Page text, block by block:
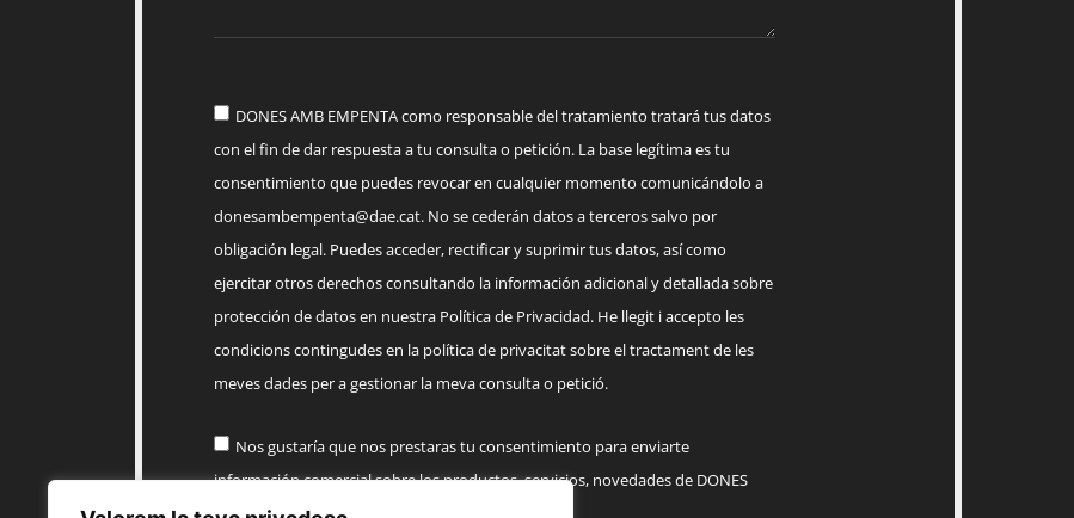
DONES AMB EMPENTA como responsable del tratamiento tratará tus datos
con el fin de dar respuesta a tu consulta o petición. La base legítima es tu
consentimiento que puedes revocar en cualquier momento comunicándolo a
donesambempenta@dae.cat. No se cederán datos a terceros salvo por
obligación legal. Puedes acceder, rectificar y suprimir tus datos, así como
ejercitar otros derechos consultando la información adicional y detallada sobre
protección de datos en nuestra Política de Privacidad. He llegit i accepto les
condicions contingudes en la política de privacitat sobre el tractament de les
meves dades per a gestionar la meva consulta o petició.
Nos gustaría que nos prestaras tu consentimiento para enviarte
información comercial sobre los productos, servicios, novedades de DONES
AMB EMPENTA